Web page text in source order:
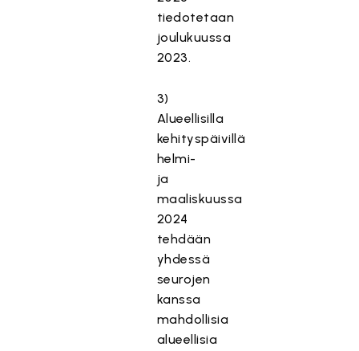
tiedotetaan
joulukuussa
2023.
3)
Alueellisilla
kehityspäivillä
helmi-
ja
maaliskuussa
2024
tehdään
yhdessä
seurojen
kanssa
mahdollisia
alueellisia